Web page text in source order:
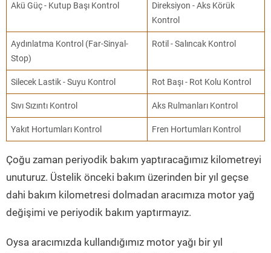
Akü Güç - Kutup Başı Kontrol
Direksiyon - Aks Körük
Kontrol
Aydınlatma Kontrol (Far-Sinyal-
Stop)
Rotil - Salıncak Kontrol
Silecek Lastik - Suyu Kontrol Rot Başı - Rot Kolu Kontrol
Sıvı Sızıntı Kontrol Aks Rulmanları Kontrol
Yakıt Hortumları Kontrol Fren Hortumları Kontrol
Çoğu zaman periyodik bakım yaptıracağımız kilometreyi
unuturuz. Üstelik önceki bakım üzerinden bir yıl geçse
dahi bakım kilometresi dolmadan aracımıza motor yağ
değişimi ve periyodik bakım yaptırmayız.
Oysa aracımızda kullandığımız motor yağı bir yıl